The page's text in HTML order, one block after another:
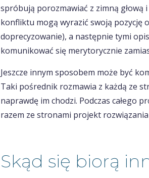
spróbują porozmawiać z zimną głową
konfliktu mogą wyrazić swoją pozycję
doprecyzowanie), a następnie tymi
komunikować się merytorycznie
Jeszcze innym sposobem może być
Taki pośrednik rozmawia z każdą ze
naprawdę im chodzi. Podczas całego
razem ze stronami projekt
Skąd się biorą